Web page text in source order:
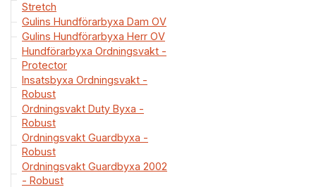
Stretch
Gulins Hundförarbyxa Dam OV
Gulins Hundförarbyxa Herr OV
Hundförarbyxa Ordningsvakt -
Protector
Insatsbyxa Ordningsvakt -
Robust
Ordningsvakt Duty Byxa -
Robust
Ordningsvakt Guardbyxa -
Robust
Ordningsvakt Guardbyxa 2002
- Robust